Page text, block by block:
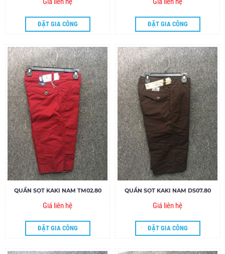
ĐẶT GIA CÔNG ĐẶT GIA CÔNG
QUẦN SỌT KAKI NAM TM02.80
Giá liên hệ
ĐẶT GIA CÔNG
QUẦN SỌT KAKI NAM DS07.80
Giá liên hệ
ĐẶT GIA CÔNG